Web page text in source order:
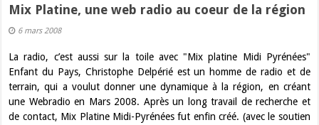
Mix Platine, une web radio au coeur de la région
6 mars 2008
La radio, c’est aussi sur la toile avec "Mix platine Midi Pyrénées"
Enfant du Pays, Christophe Delpérié est un homme de radio et de
terrain, qui a voulut donner une dynamique à la région, en créant
une Webradio en Mars 2008. Après un long travail de recherche et
de contact, Mix Platine Midi-Pyrénées fut enfin créé. (avec le soutien